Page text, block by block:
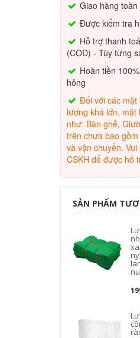
Giao hàng toàn
Được kiểm tra
Hỗ trợ thanh
(COD) - Tùy từng
Hoàn tiền
hỏng
Đối với các mặt
lượng khá lớn, mặt
như: Bàn ghế,
trên chưa bao
và vận chuyển.
CSKH để được hỗ
SẢN PHẨM